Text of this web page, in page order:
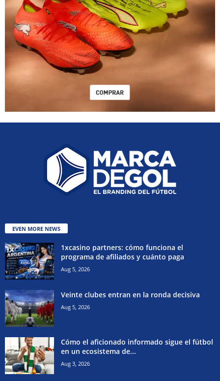
EVEN MORE NEWS
1xcasino partners: cómo funciona el
programa de afiliados y cuánto paga
Aug 5, 2026
Veinte clubes entran en la ronda decisiva
Aug 5, 2026
Cómo el aficionado informado sigue el fútbol
en un ecosistema de...
Aug 3, 2026